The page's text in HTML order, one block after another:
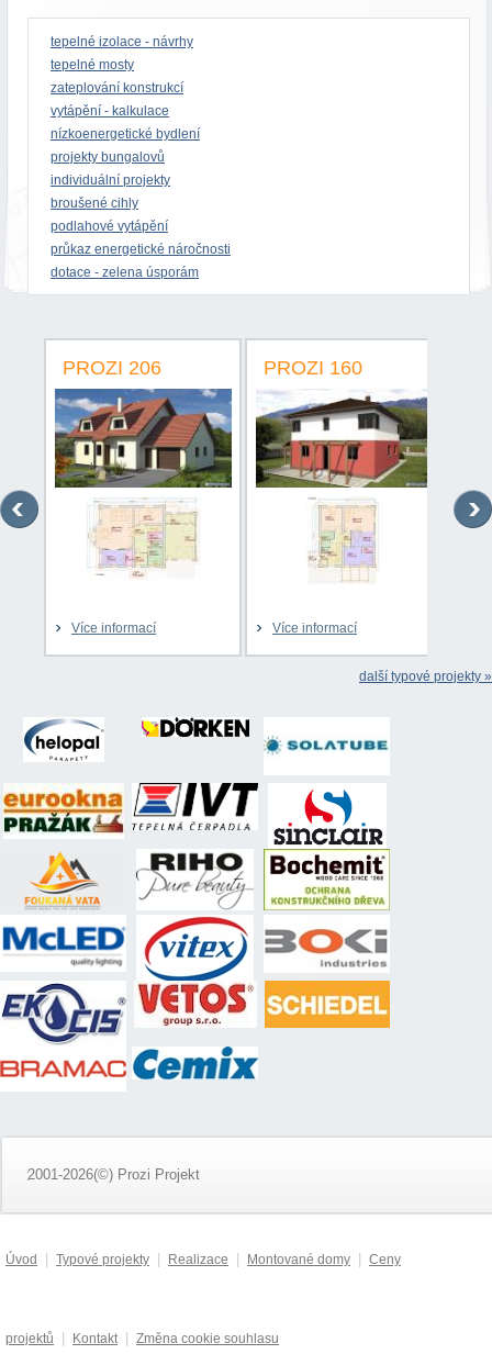
tepelné izolace - návrhy
tepelné mosty
zateplování konstrukcí
vytápění - kalkulace
nízkoenergetické bydlení
projekty bungalovů
individuální projekty
broušené cihly
podlahové vytápění
průkaz energetické náročnosti
dotace - zelena úsporám
PROZI 206
Více informací
PROZI 160
Více informací
další typové projekty »
2001-2026(©) Prozi Projekt
Úvod Typové projekty Realizace Montované domy Ceny
projektů Kontakt Změna cookie souhlasu